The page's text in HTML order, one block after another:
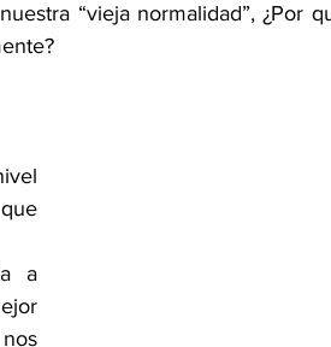
“vieja normalidad”, ¿Por
a